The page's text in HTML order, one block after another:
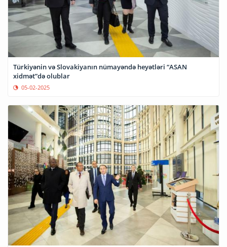
Türkiyənin və Slovakiyanın nümayəndə heyətləri “ASAN
xidmət”də olublar
05-02-2025